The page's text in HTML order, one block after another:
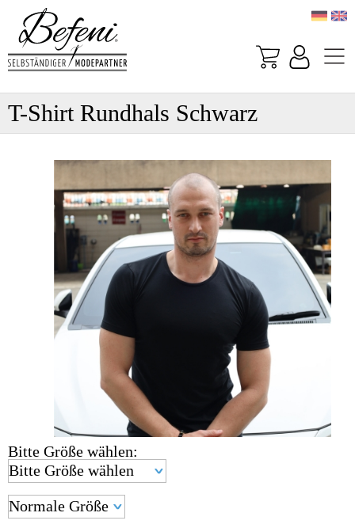
T-Shirt Rundhals Schwarz
Bitte Größe wählen: